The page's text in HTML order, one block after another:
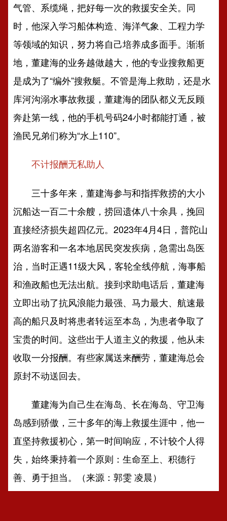
气管、系缆绳，把好每一次的救援安全关。同
时，他深入学习船体构造、海洋气象、工程力学
等领域的知识，努力将自己培养成多面手。渐渐
地，董建海的业务越做越大，他的专业搜救船更
是成为了“编外”搜救艇。不管是海上救助，还是水
库河沟溺水事故救援，董建海的团队都义无反顾
奔赴第一线，他的手机号码24小时都能打通，被
渔民兄弟们称为“水上110”。
不计报酬无私助人
三十多年来，董建海参与和指挥救捞的大小
沉船达一百二十余艘，捞回遗体八十余具，挽回
直接经济损失超四亿元。2023年4月4日，普陀山
两名游客和一名本地居民突发疾病，急需出岛医
治，当时正遇11级大风，客轮全线停航，海事船
和渔政船也无法出航。接到求助电话后，董建海
立即出动了抗风浪能力最强、马力最大、航速最
高的船只及时将患者转运至本岛，为患者争取了
宝贵的时间。这些出于人道主义的救援，他从未
收取一分报酬。有些家属送来酬劳，董建海总会
原封不动送回去。
董建海为自己生在海岛、长在海岛、守卫海
岛感到骄傲，三十多年的海上救援生涯中，他一
直坚持救援初心，第一时间响应，不计较个人得
失，始终秉持着一个原则：生命至上、积德行
善、勇于担当。（来源：郭雯 凌晨）